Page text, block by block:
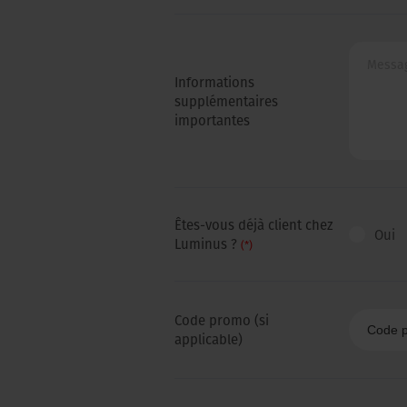
Informations
supplémentaires
importantes
Êtes-vous déjà client chez
Luminus ? (*)
Oui
Code promo (si
applicable)